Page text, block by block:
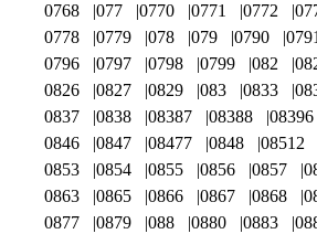
0768
077 0770 0771 0772
0778
0779 078 079 0790 0791
0796
0797 0798 0799 082
0826
0827 0829 083 0833
0837
0838 08387 08388 08396
0846
0847 08477 0848 08512
0853
0854 0855 0856 0857
0863
0865 0866 0867 0868
0877
0879 088 0880 0883